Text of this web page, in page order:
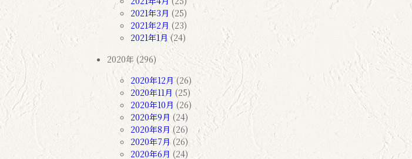
2021年3月 (25)
2021年2月 (23)
2021年1月(24)
2020年 (296)
2020年12月(26)
2020年11月 (25)
2020年10月 (26)
2020年9月 (24)
2020年8月(26)
2020年7月(26)
2020年6月 (24)